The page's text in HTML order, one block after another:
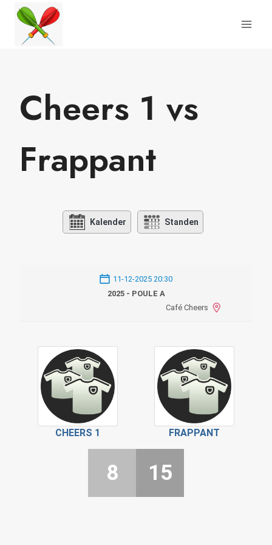
Doorgaan
naar
inhoud
Cheers 1 vs
Frappant
Kalender Standen
11-12-2025 20:30
2025 - POULE A
Café Cheers
CHEERS 1 FRAPPANT
8 15